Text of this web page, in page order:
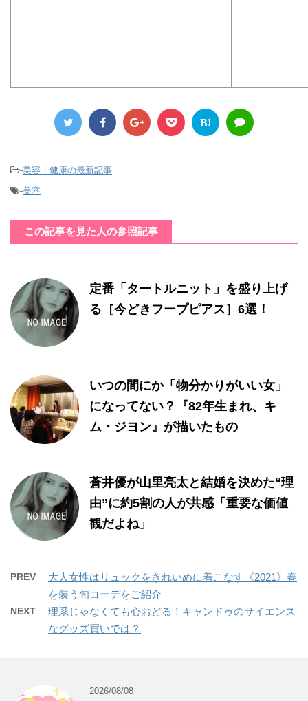
B!
-美容・健康の最新記事
-美容
この記事を見た人の参照記事
定番「タートルニット」を盛り上げ
る［今どきフープピアス］6選！
いつの間にか「物分かりがいい女」
になってない？『82年生まれ、キ
ム・ジヨン』が描いたもの
蒼井優が山里亮太と結婚を決めた“理
由”に約5割の人が共感「重要な価値
観だよね」
PREV
大人女性はリュックをきれいめに着こなす《2021》春
を装う旬コーデをご紹介
NEXT
理系じゃなくても心おどる！キャンドゥのサイエンス
なグッズ買いでは？
2026/08/08